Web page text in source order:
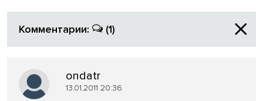
Комментарии: (1)
ondatr
13.01.2011 20:36